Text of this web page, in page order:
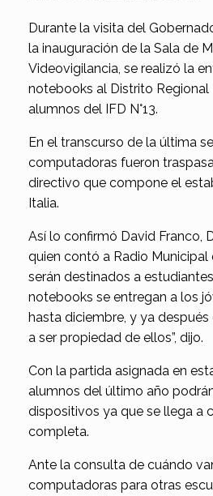
Durante la visita del
la inauguración de la Sala de
Videovigilancia, se realizó la
notebooks al Distrito Regional
alumnos del IFD N°13.
En el transcurso de la última
computadoras fueron
directivo que compone el
Italia.
Así lo confirmó David Franco,
quien contó a Radio Municipal
serán destinados a
notebooks se entregan a los
hasta diciembre, y ya
a ser propiedad de ellos”, dijo.
Con la partida asignada en
alumnos del último año
dispositivos ya que se llega a
completa.
Ante la consulta de cuándo
computadoras para otras